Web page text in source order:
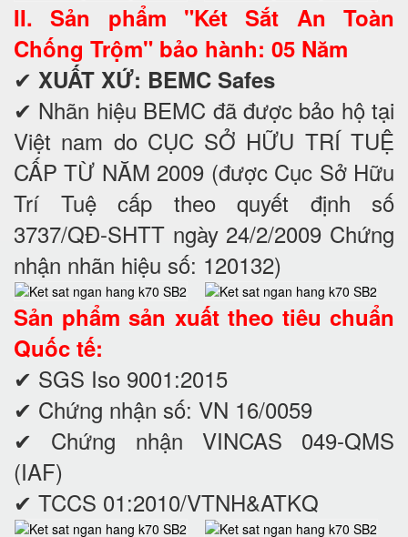
II. Sản phẩm "Két Sắt An Toàn
Chống Trộm" bảo hành: 05 Năm
✔ XUẤT XỨ: BEMC Safes
✔ Nhãn hiệu BEMC đã được bảo hộ tại
Việt nam do CỤC SỞ HỮU TRÍ TUỆ
CẤP TỪ NĂM 2009 (được Cục Sở Hữu
Trí Tuệ cấp theo quyết định số
3737/QĐ-SHTT ngày 24/2/2009 Chứng
nhận nhãn hiệu số: 120132)
Sản phẩm sản xuất theo tiêu chuẩn
Quốc tế:
✔ SGS Iso 9001:2015
✔ Chứng nhận số: VN 16/0059
✔ Chứng nhận VINCAS 049-QMS
(IAF)
✔ TCCS 01:2010/VTNH&ATKQ